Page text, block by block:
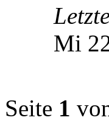
Mi
Seite 1